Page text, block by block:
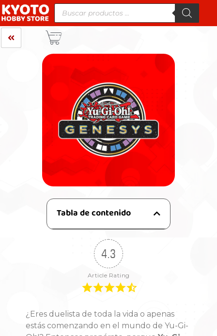
Tabla de contenido
4.3
Article Rating
¿Eres duelista de toda la vida o apenas
estás comenzando en el mundo de Yu-Gi-